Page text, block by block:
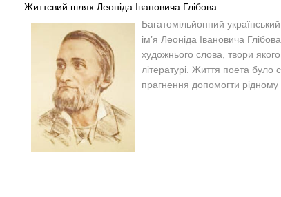
Життєвий шлях Леоніда Івановича Глібова
Багатомільйонний
ім’я Леоніда Івановича
художнього слова, твори
літературі. Життя поета було
прагнення допомогти